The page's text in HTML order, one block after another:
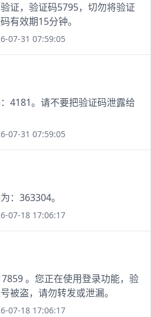
证，验证码5795，切勿将验证
有效期15分钟。
07-31 07:59:05
4181。请不要把验证码泄露给
07-31 07:59:05
：363304。
07-18 17:06:17
。您正在使用登录功能，验
被盗，请勿转发或泄漏。
07-18 17:06:17